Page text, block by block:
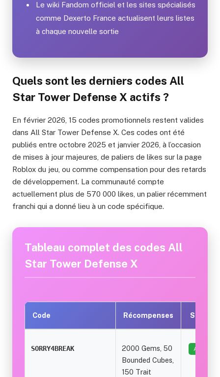
Le wiki Fandom officiel et les sites spécialisés
comme Dexerto France actualisent leurs listes
à chaque nouvelle sortie
Quels sont les derniers codes All
Star Tower Defense X actifs ?
En février 2026, 15 codes promotionnels restent valides
dans All Star Tower Defense X. Ces codes ont été
publiés entre octobre 2025 et janvier 2026, à l’occasion
de mises à jour majeures, de paliers de likes sur la page
Roblox du jeu, ou comme compensation pour des retards
de développement. La communauté compte
actuellement plus de 570 000 likes, un palier récemment
franchi qui a donné lieu à un code spécifique.
Tableau complet des codes All
Star Tower Defense X
Code Récompenses Statut
SORRY4BREAK
2000 Gems, 50
Bounded Cubes,
150 Trait
ACTIF